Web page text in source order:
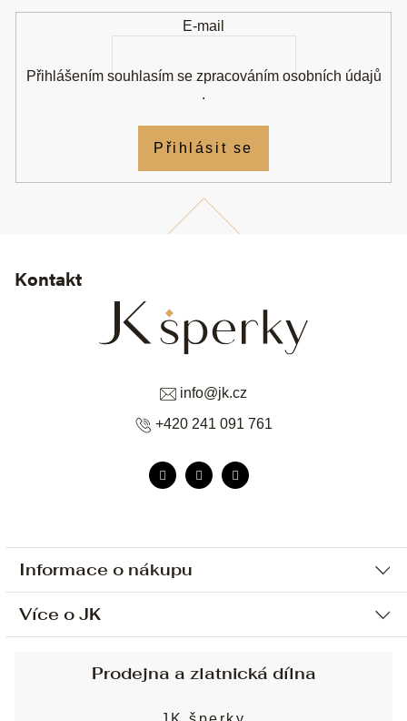
Informace o nákupu
Ochrana osobních údajů
Sjednání osobní schůzky
Obchodní podmínky
Více o JK
Kontakt
info@jk.cz
+420 241 091 761
E-mail
Přihlášením souhlasím se zpracováním osobních údajů
.
Přihlásit se
Prodejna a zlatnická dílna